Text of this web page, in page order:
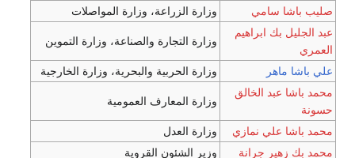
سامي
وزارة الزراعة، وزارة المواصلات
بك ابراهيم
وزارة التجارة والصناعة، وزارة التموين
وزارة الحربية والبحرية، وزارة الخارجية
الخالق
وزارة المعارف العمومية
علي نمازي
وزارة العدل
جرانة
وزير الشئون القروية